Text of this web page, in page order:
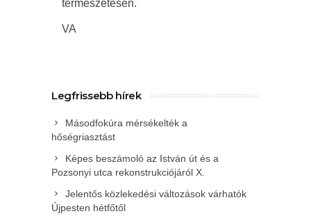
természetesen.
VA
Legfrissebb hírek
Másodfokúra mérsékelték a
hőségriasztást
Képes beszámoló az István út és a
Pozsonyi utca rekonstrukciójáról X.
Jelentős közlekedési változások várhatók
Újpesten hétfőtől